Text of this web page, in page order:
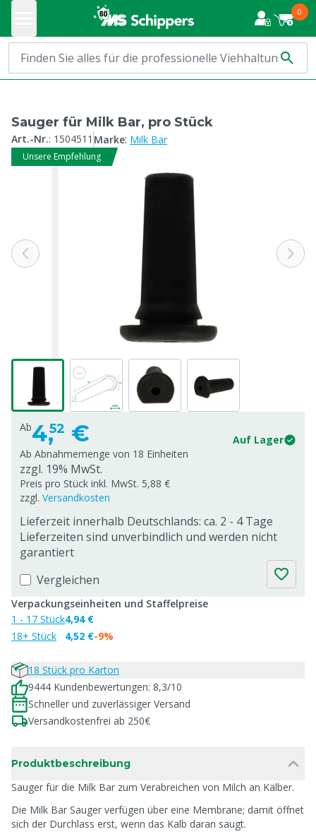
0
Sauger für Milk Bar, pro Stück
Art.-Nr.: 1504511 Marke: Milk Bar
Unsere Empfehlung
Ab4,52 €
Auf Lager
Ab Abnahmemenge von 18 Einheiten
zzgl. 19% MwSt.
Preis pro Stück inkl. MwSt. 5,88 €
zzgl. Versandkosten
Lieferzeit innerhalb Deutschlands: ca. 2 - 4 Tage
Lieferzeiten sind unverbindlich und werden nicht
garantiert
Vergleichen
Verpackungseinheiten und Staffelpreise
1 - 17 Stück
18+ Stück
4,94 €
4,52 €-9%
18 Stück pro Karton
9444 Kundenbewertungen: 8,3/10
Schneller und zuverlässiger Versand
Versandkostenfrei ab 250€
Produktbeschreibung
Sauger für die Milk Bar zum Verabreichen von Milch an Kälber.
Die Milk Bar Sauger verfügen über eine Membrane; damit öffnet
sich der Durchlass erst, wenn das Kalb daran saugt.